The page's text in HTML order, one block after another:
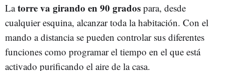
Latorre va girando en 90 grados para, desde
cualquier esquina, alcanzar toda la habitación. Con el
mando a distancia se pueden controlar sus diferentes
funciones como programar el tiempo en el que está
activado purificando el aire de la casa.